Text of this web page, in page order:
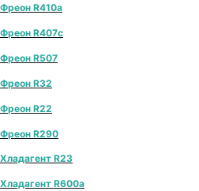
Фреон R410a
Фреон R407с
Фреон R507
Фреон R32
Фреон R22
Фреон R290
Хладагент R23
Хладагент R600a